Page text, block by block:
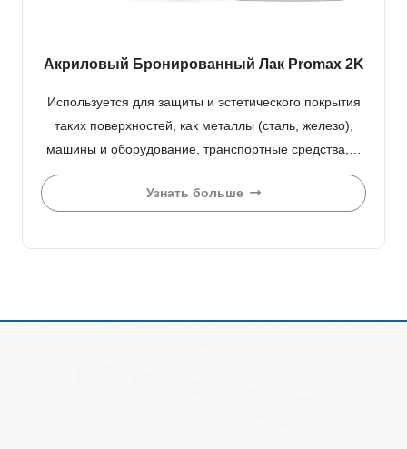
Акриловый Бронированный Лак Promax 2K
Используется для защиты и эстетического покрытия
таких поверхностей, как металлы (сталь, железо),
машины и оборудование, транспортные средства,…
Узнать больше